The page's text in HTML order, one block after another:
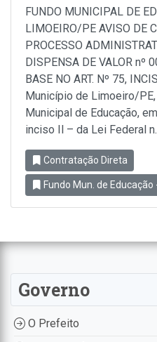
FUNDO MUNICIPAL DE
LIMOEIRO/PE AVISO DE
PROCESSO
DISPENSA DE VALOR nº
BASE NO ART. Nº 75,
Município de Limoeiro/
Municipal de Educação,
inciso Il – da Lei Federal
Contratação Direta
Fundo Mun. de Educação
Governo
O Prefeito